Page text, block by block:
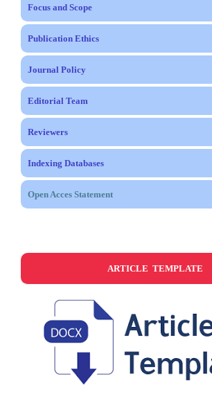
Focus and Scope
Publication Ethics
Journal Policy
Editorial Team
Reviewers
Indexing Databases
Open Acces Statement
ARTICLE TEMPLATE